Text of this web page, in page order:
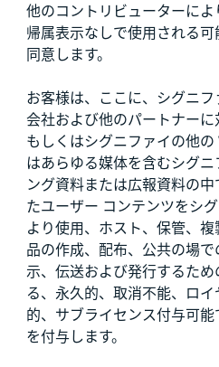
他のコントリビューターに
帰属表示なしで使用される可
同意します。
お客様は、ここに、シグニ
会社および他のパートナー
もしくはシグニファイの他
はあらゆる媒体を含むシグ
ング資料または広報資料の
たユーザー コンテンツをシ
より使用、ホスト、保管、
品の作成、配布、公共の場
示、伝送および発行するた
る、永久的、取消不能、ロ
的、サブライセンス付与可
を付与します。